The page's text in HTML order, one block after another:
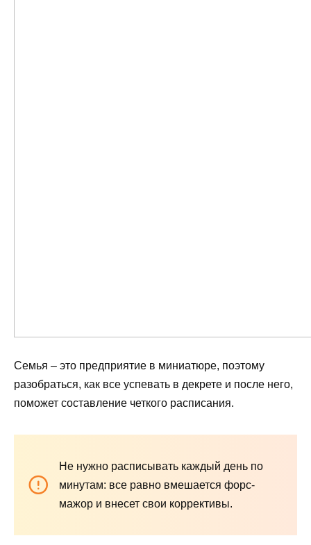
Семья – это предприятие в миниатюре, поэтому
разобраться, как все успевать в декрете и после него,
поможет составление четкого расписания.
Не нужно расписывать каждый день по
минутам: все равно вмешается форс-
мажор и внесет свои коррективы.